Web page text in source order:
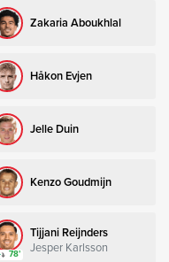
Zakaria Aboukhlal
Håkon Evjen
Jelle Duin
Kenzo Goudmijn
Tijjani Reijnders
Jesper Karlsson
78’